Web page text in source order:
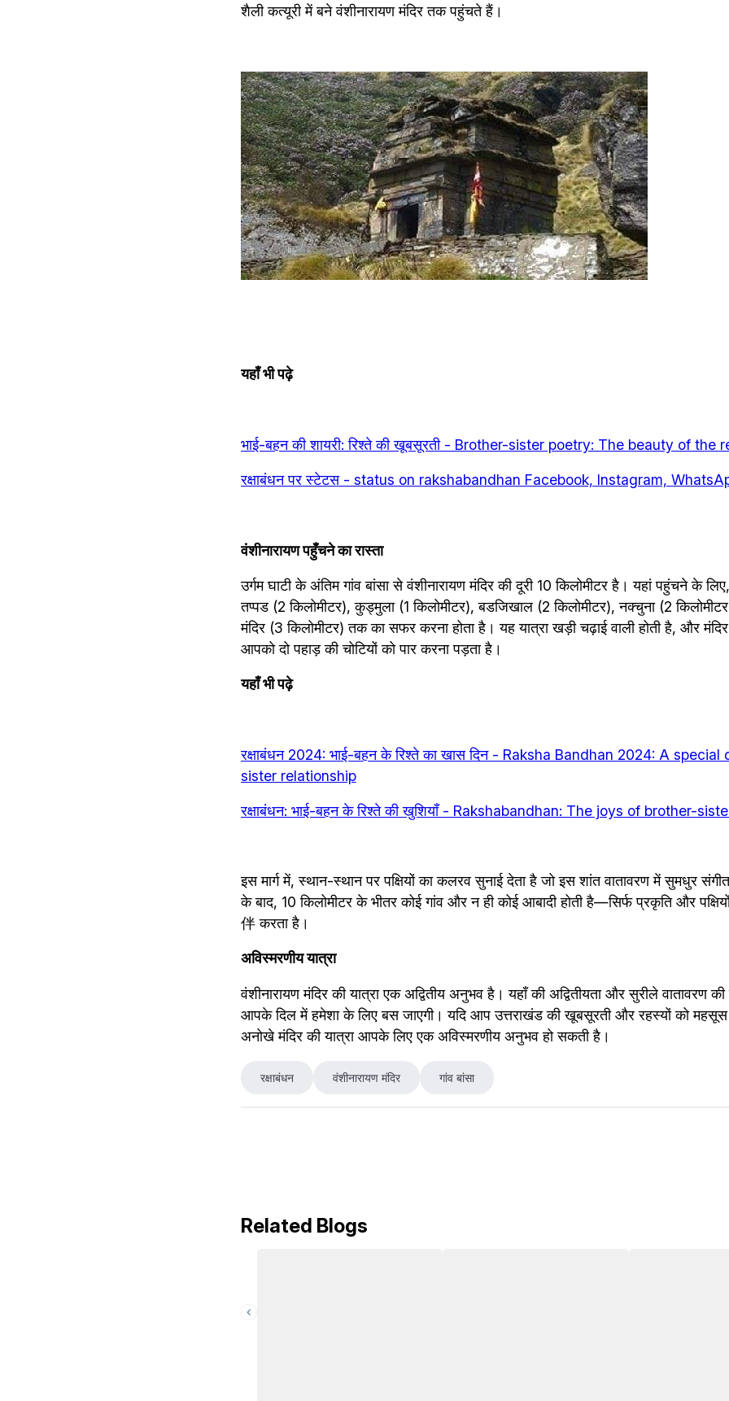
शैली कत्यूरी में बने वंशीनारायण मंदिर तक पहुंचते हैं।
यहाँ भी पढ़े
भाई-बहन की शायरी: रिश्ते की खूबसूरती - Brother-sister poetry: The beauty of the
रक्षाबंधन पर स्टेटस - status on rakshabandhan Facebook, Instagram,
वंशीनारायण पहुँचने का रास्ता
उर्गम घाटी के अंतिम गांव बांसा से वंशीनारायण मंदिर की दूरी 10 किलोमीटर है। यहां पहुंचने के
तप्पड (2 किलोमीटर), कुड्मुला (1 किलोमीटर), बडजिखाल (2 किलोमीटर), नक्चुना (2
मंदिर (3 किलोमीटर) तक का सफर करना होता है। यह यात्रा खड़ी चढ़ाई वाली होती है, और
आपको दो पहाड़ की चोटियों को पार करना पड़ता है।
यहाँ भी पढ़े
रक्षाबंधन 2024: भाई-बहन के रिश्ते का खास दिन - Raksha Bandhan 2024: A
sister relationship
रक्षाबंधन: भाई-बहन के रिश्ते की खुशियाँ - Rakshabandhan: The joys of brother-
इस मार्ग में, स्थान-स्थान पर पक्षियों का कलरव सुनाई देता है जो इस शांत वातावरण में सुमधुर
के बाद, 10 किलोमीटर के भीतर कोई गांव और न ही कोई आबादी होती है—सिर्फ प्रकृति और
伴 करता है।
अविस्मरणीय यात्रा
वंशीनारायण मंदिर की यात्रा एक अद्वितीय अनुभव है। यहाँ की अद्वितीयता और सुरीले वातावरण
आपके दिल में हमेशा के लिए बस जाएगी। यदि आप उत्तराखंड की खूबसूरती और रहस्यों को महसूस
अनोखे मंदिर की यात्रा आपके लिए एक अविस्मरणीय अनुभव हो सकती है।
रक्षाबंधन वंशीनारायण मंदिर गांव बांसा
Related Blogs